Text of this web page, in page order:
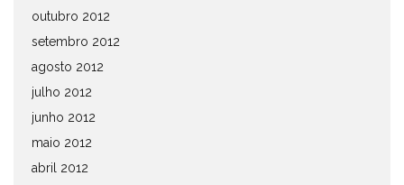
outubro 2012
setembro 2012
agosto 2012
julho 2012
junho 2012
maio 2012
abril 2012